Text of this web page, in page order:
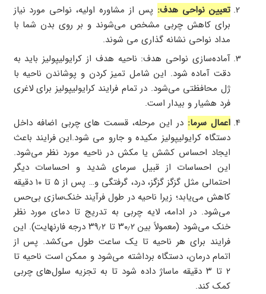
تعیین نواحی هدف: پس از مشاوره اولیه، نواحی مورد نیاز
برای کاهش چربی مشخص می‌شوند و بر روی بدن شما با
مداد نواحی نشانه گذاری می شوند.
آماده‌سازی نواحی هدف: ناحیه هدف از کرایولیپولیز باید به
دقت آماده شود. این شامل تمیز کردن و پوشاندن ناحیه با
ژل محافظتی می‌شود. در تمام فرایند کرایولیپولیز برای لاغری
فرد هشیار و بیدار است.
اعمال سرما: در این مرحله، قسمت های چربی اضافه داخل
دستگاه کرایولیپولیز مکیده و جارو می شود.این فرایند باعث
ایجاد احساس کشش یا مکش در ناحیه مورد نظر می‌شود.
این احساسات از قبیل سرمای شدید و احساسات دیگر
احتمالی مثل گزگز گزگز، درد، گرفتگی و… پس از ۵ تا ۱۰ دقیقه
کاهش می‌یابد؛ زیرا ناحیه در طول فرآیند خنک‌سازی بی‌حس
می‌شود. در ادامه، لایه چربی به تدریج تا دمای مورد نظر
خنک می‌شود (معمولاً بین ۳۰٫۲ تا ۳۹٫۲ درجه فارنهایت). این
فرایند برای هر ناحیه تا یک ساعت طول می‌کشد. پس از
اتمام درمان، دستگاه برداشته می‌شود و ممکن است ناحیه‌ تا
۲ تا ۳ دقیقه ماساژ داده شود تا به تجزیه سلول‌های چربی
کمک کند.